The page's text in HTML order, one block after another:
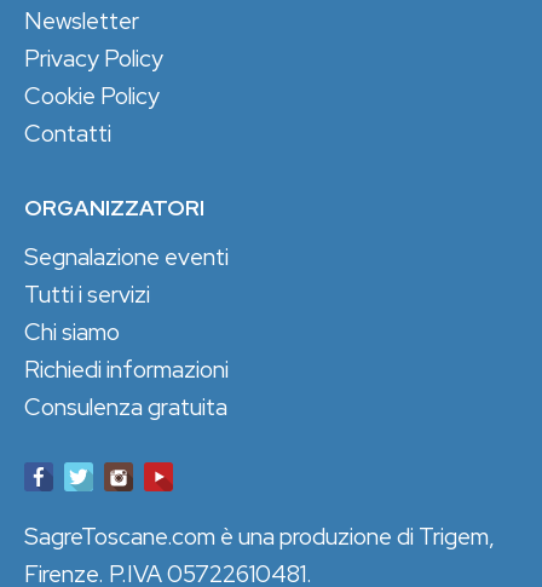
Newsletter
Privacy Policy
Cookie Policy
Contatti
ORGANIZZATORI
Segnalazione eventi
Tutti i servizi
Chi siamo
Richiedi informazioni
Consulenza gratuita
SagreToscane.com è una produzione di Trigem,
Firenze. P.IVA 05722610481.